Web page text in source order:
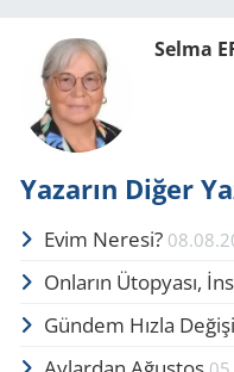
Selma
Yazarın Diğer
Evim Neresi?
Onların Ütopyası,
Gündem Hızla